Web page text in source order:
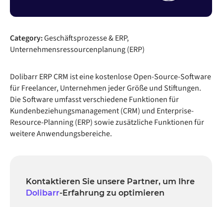
Category:Geschäftsprozesse & ERP,
Unternehmensressourcenplanung (ERP)
Dolibarr ERP CRM ist eine kostenlose Open-Source-Software
für Freelancer, Unternehmen jeder Größe und Stiftungen.
Die Software umfasst verschiedene Funktionen für
Kundenbeziehungsmanagement (CRM) und Enterprise-
Resource-Planning (ERP) sowie zusätzliche Funktionen für
weitere Anwendungsbereiche.
Kontaktieren Sie unsere Partner, um Ihre
Dolibarr-Erfahrung zu optimieren